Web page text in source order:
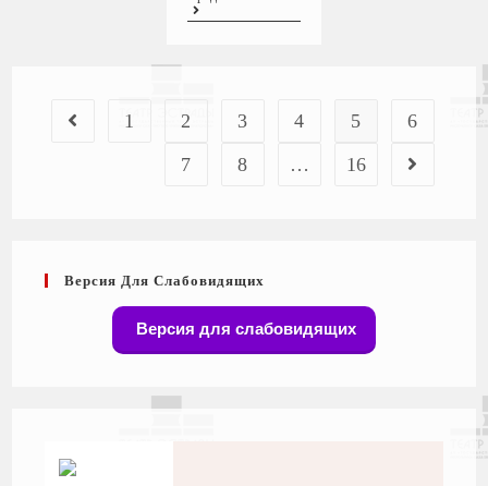
1 2 3 4 5
6
7
8 … 16
Версия Для Слабовидящих
Версия для слабовидящих